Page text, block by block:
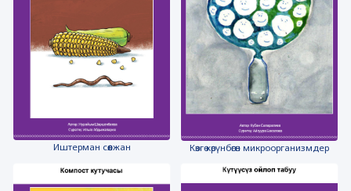
Иштерман сөөлжан Көзгө көрүнбөгөн микроорганизмдер